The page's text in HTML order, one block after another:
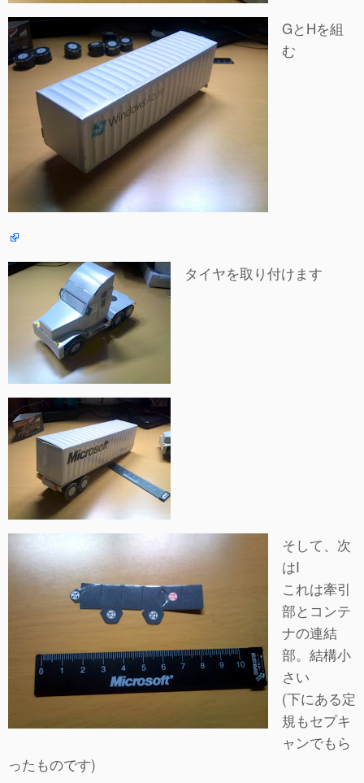
GとHを組
む
タイヤを取り付けます
そして、次
はI
これは牽引
部とコンテ
ナの連結
部。結構小
さい
(下にある定
規もセプキ
ャンでもら
ったものです)